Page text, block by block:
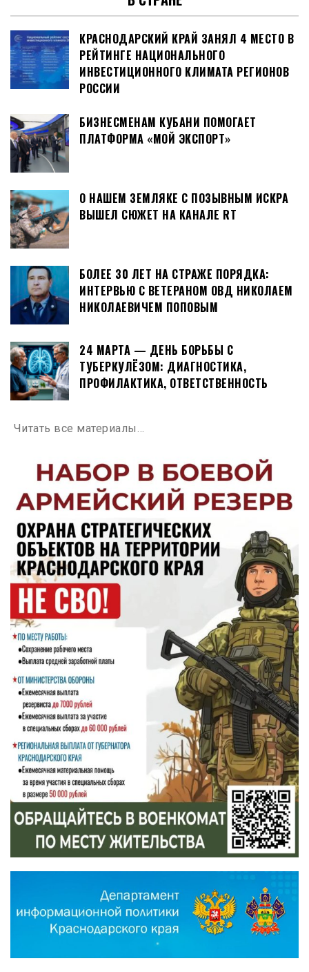
КРАСНОДАРСКИЙ КРАЙ ЗАНЯЛ 4 МЕСТО В
РЕЙТИНГЕ НАЦИОНАЛЬНОГО
ИНВЕСТИЦИОННОГО КЛИМАТА РЕГИОНОВ
РОССИИ
БИЗНЕСМЕНАМ КУБАНИ ПОМОГАЕТ
ПЛАТФОРМА «МОЙ ЭКСПОРТ»
О НАШЕМ ЗЕМЛЯКЕ С ПОЗЫВНЫМ ИСКРА
ВЫШЕЛ СЮЖЕТ НА КАНАЛЕ RT
БОЛЕЕ 30 ЛЕТ НА СТРАЖЕ ПОРЯДКА:
ИНТЕРВЬЮ С ВЕТЕРАНОМ ОВД НИКОЛАЕМ
НИКОЛАЕВИЧЕМ ПОПОВЫМ
24 МАРТА — ДЕНЬ БОРЬБЫ С
ТУБЕРКУЛЁЗОМ: ДИАГНОСТИКА,
ПРОФИЛАКТИКА, ОТВЕТСТВЕННОСТЬ
Читать все материалы…